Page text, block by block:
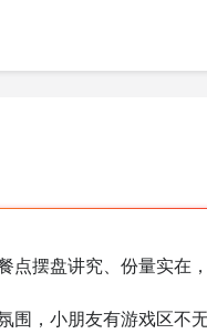
点摆盘讲究、份量实在
围，小朋友有游戏区不